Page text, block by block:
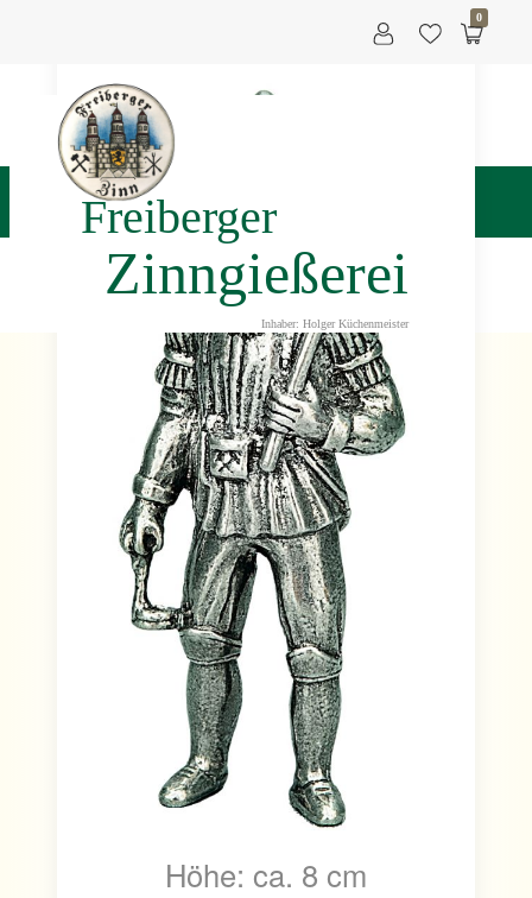
Freiberger
Zinngießerei
Inhaber: Holger Küchenmeister
0
Höhe: ca. 8 cm